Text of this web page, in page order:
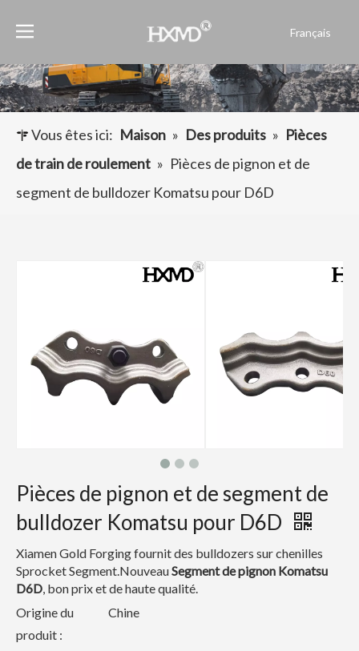
Français
العربية
Pусский
Español
Vous êtes ici: Maison » Des produits » Pièces
de train de roulement » Pièces de pignon et de
segment de bulldozer Komatsu pour D6D
Pièces de pignon et de segment de
bulldozer Komatsu pour D6D
Xiamen Gold Forging fournit des bulldozers sur chenilles
Sprocket Segment.NouveauSegment de pignon Komatsu
D6D, bon prix et de haute qualité.
Origine du
produit :
Chine